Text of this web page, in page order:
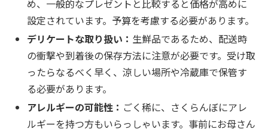
め、一般的なプレゼントと比較すると価格が高めに
設定されています。予算を考慮する必要があります。
デリケートな取り扱い： 生鮮品であるため、配送時
の衝撃や到着後の保存方法に注意が必要です。受け取
ったらなるべく早く、涼しい場所や冷蔵庫で保管す
る必要があります。
アレルギーの可能性： ごく稀に、さくらんぼにアレ
ルギーを持つ方もいらっしゃいます。事前にお母さん